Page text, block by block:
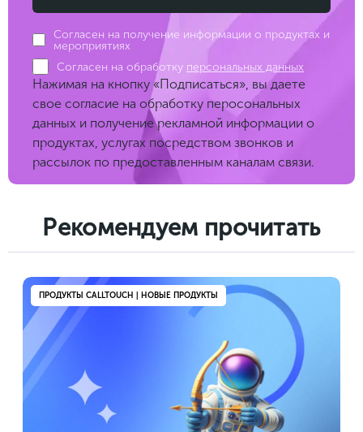
Согласен на получение информации о продуктах и
мероприятиях
Согласен на обработку персональных данных
Нажимая на кнопку «Подписаться», вы даете
свое согласие на обработку перосональных
данных и получение рекламной информации о
продуктах, услугах посредством звонков и
рассылок по предоставленным каналам связи.
Рекомендуем прочитать
ПРОДУКТЫ CALLTOUCH | НОВЫЕ ПРОДУКТЫ